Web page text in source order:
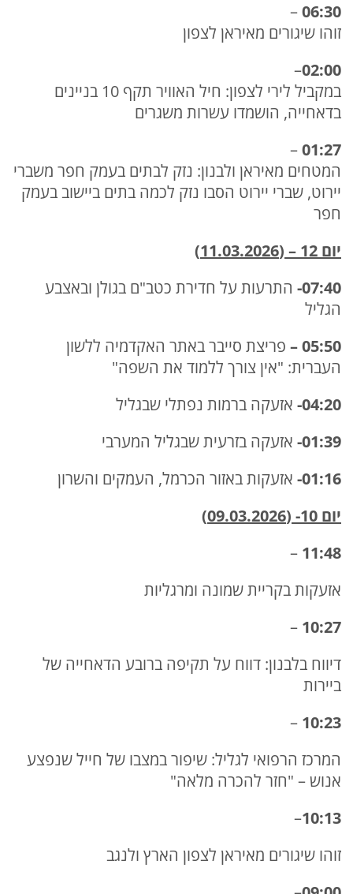
06:30
–
זוהו שיגורים מאיראן לצפון
02:00
–
במקביל לירי לצפון: חיל האוויר תקף 10 בניינים
בדאחייה, הושמדו עשרות משגרים
01:27
–
המטחים מאיראן ולבנון: נזק לבתים בעמק חפר משברי
יירוט, שברי יירוט הסבו נזק לכמה בתים ביישוב בעמק
חפר
יום 12 – (11.03.2026)
07:40- התרעות על חדירת כטב"ם בגולן ובאצבע
הגליל
05:50 –
פריצת סייבר באתר האקדמיה ללשון
העברית: "אין צורך ללמוד את השפה"
04:20- אזעקה ברמות נפתלי שבגליל
01:39- אזעקה בזרעית שבגליל המערבי
01:16- אזעקות באזור הכרמל, העמקים והשרון
יום 10- (09.03.2026)
11:48
–
אזעקות בקריית שמונה ומרגליות
10:27
–
דיווח בלבנון: דווח על תקיפה ברובע הדאחייה של
ביירות
10:23
–
המרכז הרפואי לגליל: שיפור במצבו של חייל שנפצע
אנוש – "חזר להכרה מלאה"
10:13
–
זוהו שיגורים מאיראן לצפון הארץ ולנגב